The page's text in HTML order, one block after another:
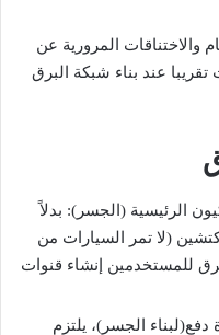
والاختناقات المرورية عن
٫ وهذا ما يحدث تقريبا عند بناء شبكة البرق
الرئيسية (الجسر): بدلاً
(لا تمر السيارات من
للمستخدمين إنشاء قنوات
الجسر)، يلتزم